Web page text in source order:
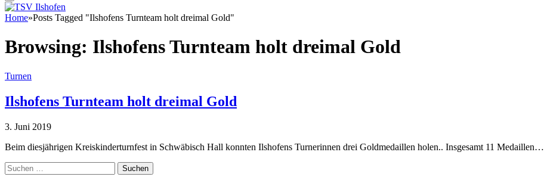
Home»Posts Tagged "Ilshofens Turnteam holt dreimal Gold"
Browsing: Ilshofens Turnteam holt dreimal Gold
Turnen
Ilshofens Turnteam holt dreimal Gold
3. Juni 2019
Beim diesjährigen Kreiskinderturnfest in Schwäbisch Hall konnten Ilshofens Turnerinnen drei Goldmedaillen holen.. Insgesamt 11 Medaillen…
Suchen
nach: